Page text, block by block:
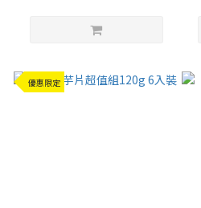
優惠限定